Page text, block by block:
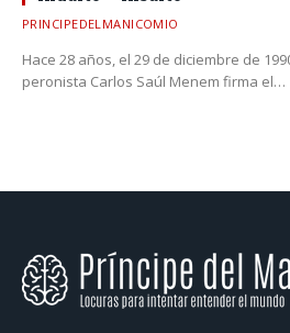
PRINCIPEDELMANICOMIO
Hace 28 años, el 29 de diciembre de
peronista Carlos Saúl Menem firma el…